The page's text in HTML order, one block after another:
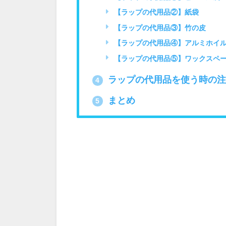
【ラップの代用品②】紙袋
【ラップの代用品③】竹の皮
【ラップの代用品④】アルミホイ
【ラップの代用品⑤】ワックスペ
4 ラップの代用品を使う時の
5 まとめ